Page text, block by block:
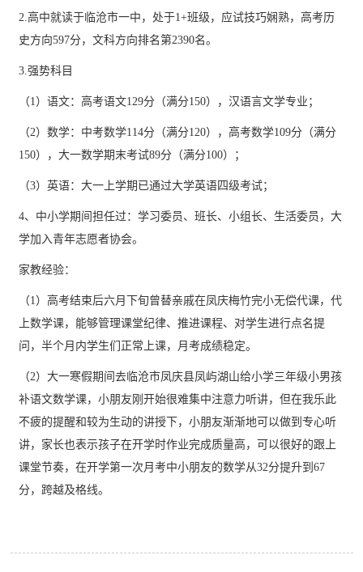
2.高中就读于临沧市一中，处于1+班级，应试技巧娴熟，高考历
史方向597分，文科方向排名第2390名。
3.强势科目
（1）语文：高考语文129分（满分150），汉语言文学专业；
（2）数学：中考数学114分（满分120），高考数学109分（满分
150），大一数学期末考试89分（满分100）；
（3）英语：大一上学期已通过大学英语四级考试；
4、中小学期间担任过：学习委员、班长、小组长、生活委员，大
学加入青年志愿者协会。
家教经验：
（1）高考结束后六月下旬曾替亲戚在凤庆梅竹完小无偿代课，代
上数学课，能够管理课堂纪律、推进课程、对学生进行点名提
问，半个月内学生们正常上课，月考成绩稳定。
（2）大一寒假期间去临沧市凤庆县凤屿湖山给小学三年级小男孩
补语文数学课，小朋友刚开始很难集中注意力听讲，但在我乐此
不疲的提醒和较为生动的讲授下，小朋友渐渐地可以做到专心听
讲，家长也表示孩子在开学时作业完成质量高，可以很好的跟上
课堂节奏，在开学第一次月考中小朋友的数学从32分提升到67
分，跨越及格线。